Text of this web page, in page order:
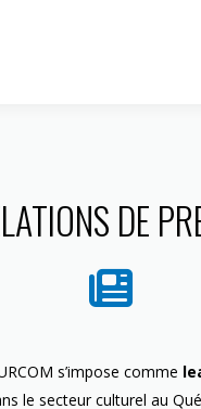
DE
s’impose comme
le secteur culturel au